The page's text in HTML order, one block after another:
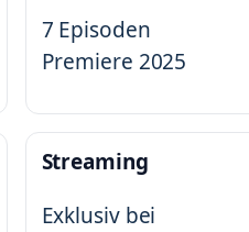
7 Episoden
Premiere 2025
Streaming
Exklusiv bei